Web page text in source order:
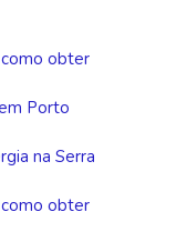
obter
Porto
na Serra
obter